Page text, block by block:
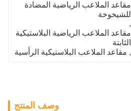
مقاعد الملاعب الرياضية المضادة
للشيخوخة
,
مقاعد الملاعب الرياضية البلاستيكية
الثابتة
, مقاعد الملاعب البلاستيكية الرأسية
وصف المنتج